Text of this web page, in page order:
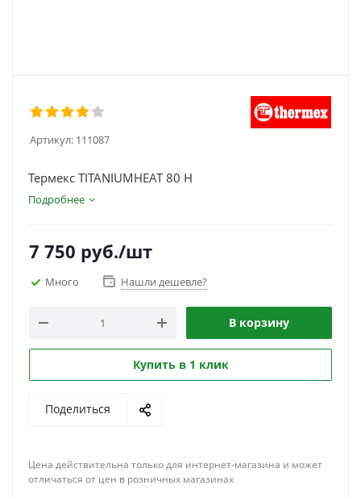
Артикул: 111087
Термекс TITANIUMHEAT 80 H
Подробнее
7 750 руб./шт
Много Нашли дешевле?
В корзину
Купить в 1 клик
Поделиться
Цена действительна только для интернет-магазина и может
отличаться от цен в розничных магазинах